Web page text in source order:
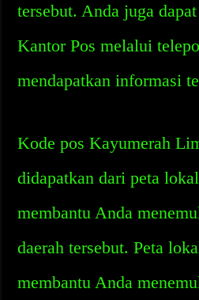
tersebut. Anda juga
Kantor Pos melalui
mendapatkan informasi
Kode pos Kayumerah
didapatkan dari peta
membantu Anda
daerah tersebut. Peta
membantu Anda